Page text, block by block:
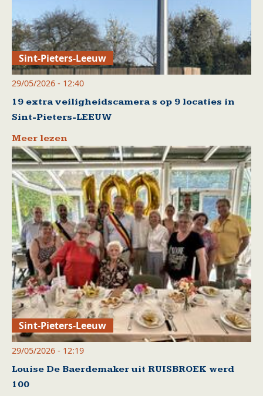
Sint-Pieters-Leeuw
29/05/2026 - 12:40
19 extra veiligheidscamera s op 9 locaties in
Sint-Pieters-LEEUW
Meer lezen
Sint-Pieters-Leeuw
29/05/2026 - 12:19
Louise De Baerdemaker uit RUISBROEK werd
100